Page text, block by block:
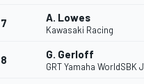
7 A. Lowes
Kawasaki Racing
8 G. Gerloff
GRT Yamaha WorldSBK